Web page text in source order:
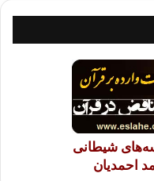
شیطانی
احمدیان